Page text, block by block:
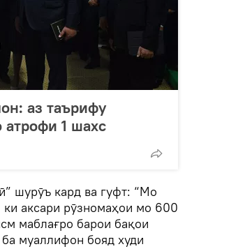
аз таърифу
атрофи 1 шахс
шурӯъ кард ва гуфт: “Мо
аксари рӯзномаҳои мо 600
маблағро барои бақои
муаллифон бояд худи